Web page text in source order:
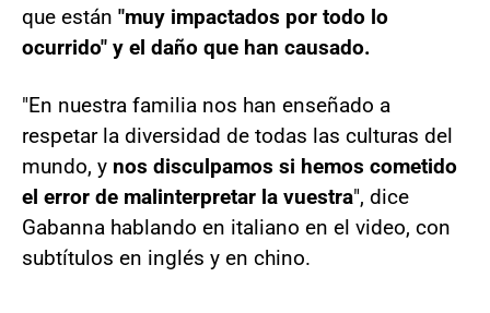
que están "muy impactados por todo lo
ocurrido" y el daño que han causado.
"En nuestra familia nos han enseñado a
respetar la diversidad de todas las culturas del
mundo, y nos disculpamos si hemos cometido
el error de malinterpretar la vuestra", dice
Gabanna hablando en italiano en el video, con
subtítulos en inglés y en chino.